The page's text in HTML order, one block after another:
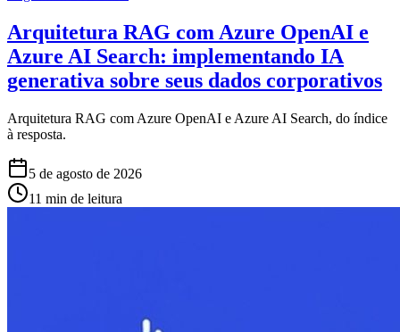
Arquitetura RAG com Azure OpenAI e
Azure AI Search: implementando IA
generativa sobre seus dados corporativos
Arquitetura RAG com Azure OpenAI e Azure AI Search, do índice
à resposta.
5 de agosto de 2026
11 min de leitura